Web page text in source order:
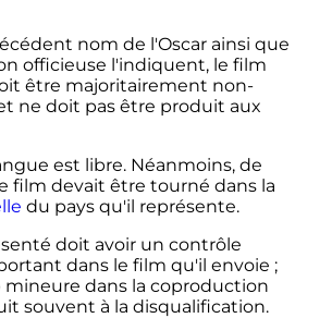
nom de l'Oscar ainsi que
officieuse l'indiquent, le film
être majoritairement non-
ne doit pas être produit aux
est libre. Néanmoins, de
film devait être tourné dans la
du pays qu'il représente.
doit avoir un contrôle
dans le film qu'il envoie ;
dans la coproduction
souvent à la disqualification.